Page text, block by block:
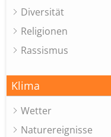
Diversität
Religionen
Rassismus
Klima
Wetter
Naturereignisse